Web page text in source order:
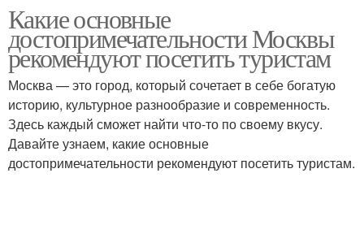
Какие основные
достопримечательности Москвы
рекомендуют посетить туристам
Москва — это город, который сочетает в себе богатую
историю, культурное разнообразие и современность.
Здесь каждый сможет найти что-то по своему вкусу.
Давайте узнаем, какие основные
достопримечательности рекомендуют посетить туристам.